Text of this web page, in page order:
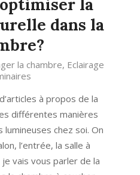
la
dans la
la chambre, Eclairage
à propos de la
différentes manières
lumineuses chez soi. On
l’entrée, la salle à
vais vous parler de la